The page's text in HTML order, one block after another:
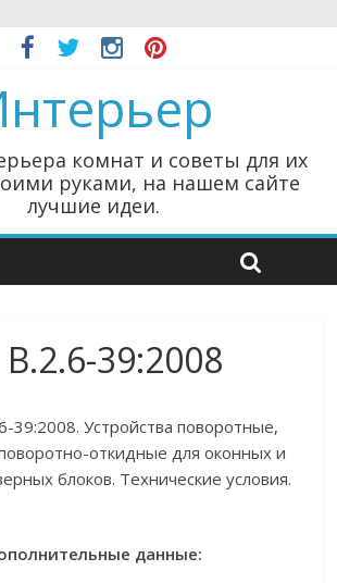
комнат и советы для их
руками, на нашем сайте
лучшие идеи.
39:2008
39:2008. Устройства поворотные,
откидные для оконных и
блоков. Технические условия.
данные: